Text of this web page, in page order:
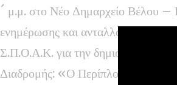
´ μ.μ. στο Νέο Δημαρχείο Βέλου –
ενημέρωσης και ανταλλαγής
Σ.Π.Ο.Α.Κ. για την δημιουργία σε
Διαδρομής: «Ο Περίπλους του